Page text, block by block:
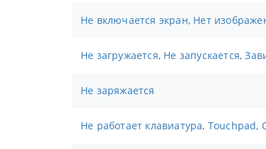
Не включается экран, Нет
Не загружается, Не запускается,
Не заряжается
Не работает клавиатура,